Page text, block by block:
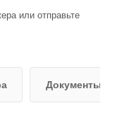
или отправьте
Документы и